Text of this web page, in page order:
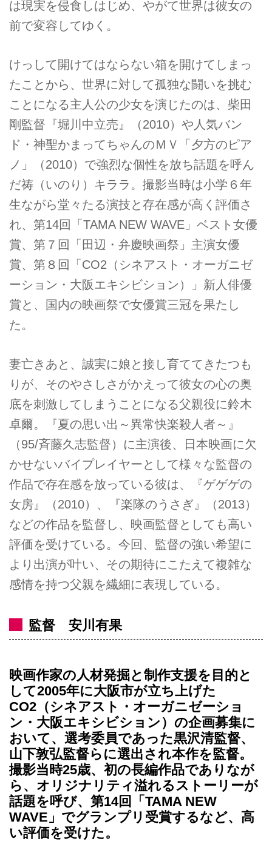
は現実を侵食しはじめ、やがて世界は彼女の
前で変容してゆく。
けっして開けてはならない箱を開けてしまっ
たことから、世界に対して孤独な闘いを挑む
ことになる主人公の少女を演じたのは、柴田
剛監督『堀川中立売』（2010）や人気バン
ド・神聖かまってちゃんのＭＶ「夕方のピア
ノ」（2010）で強烈な個性を放ち話題を呼ん
だ祷（いのり）キララ。撮影当時は小学６年
生ながら堂々たる演技と存在感が高く評価さ
れ、第14回「TAMA NEW WAVE」ベスト女優
賞、第７回「田辺・弁慶映画祭」主演女優
賞、第８回「CO2（シネアスト・オーガニゼ
ーション・大阪エキシビション）」新人俳優
賞と、国内の映画祭で女優賞三冠を果たし
た。
妻亡きあと、誠実に娘と接し育ててきたつも
りが、そのやさしさがかえって彼女の心の奥
底を刺激してしまうことになる父親役に鈴木
卓爾。『夏の思い出～異常快楽殺人者～』
（95/斉藤久志監督）に主演後、日本映画に欠
かせないバイプレイヤーとして様々な監督の
作品で存在感を放っている彼は、『ゲゲゲの
女房』（2010）、『楽隊のうさぎ』（2013）
などの作品を監督し、映画監督としても高い
評価を受けている。今回、監督の強い希望に
より出演が叶い、その期待にこたえて複雑な
感情を持つ父親を繊細に表現している。
監督 安川有果
映画作家の人材発掘と制作支援を目的と
して2005年に大阪市が立ち上げた
CO2（シネアスト・オーガニゼーショ
ン・大阪エキシビション）の企画募集に
おいて、選考委員であった黒沢清監督、
山下敦弘監督らに選出され本作を監督。
撮影当時25歳、初の長編作品でありなが
ら、オリジナリティ溢れるストーリーが
話題を呼び、第14回「TAMA NEW
WAVE」でグランプリ受賞するなど、高
い評価を受けた。